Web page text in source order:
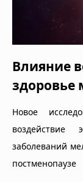
Влияние
здоровье
Новое
воздействие
заболеваний
постменопаузе